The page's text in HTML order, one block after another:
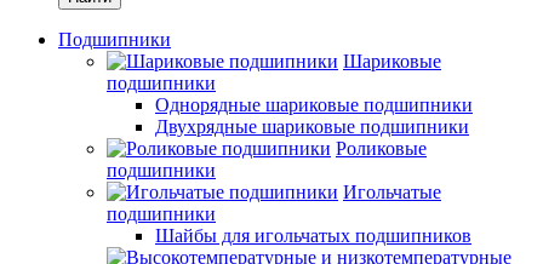
Подшипники
Шариковые
подшипники
Однорядные шариковые подшипники
Двухрядные шариковые подшипники
Роликовые
подшипники
Игольчатые
подшипники
Шайбы для игольчатых подшипников